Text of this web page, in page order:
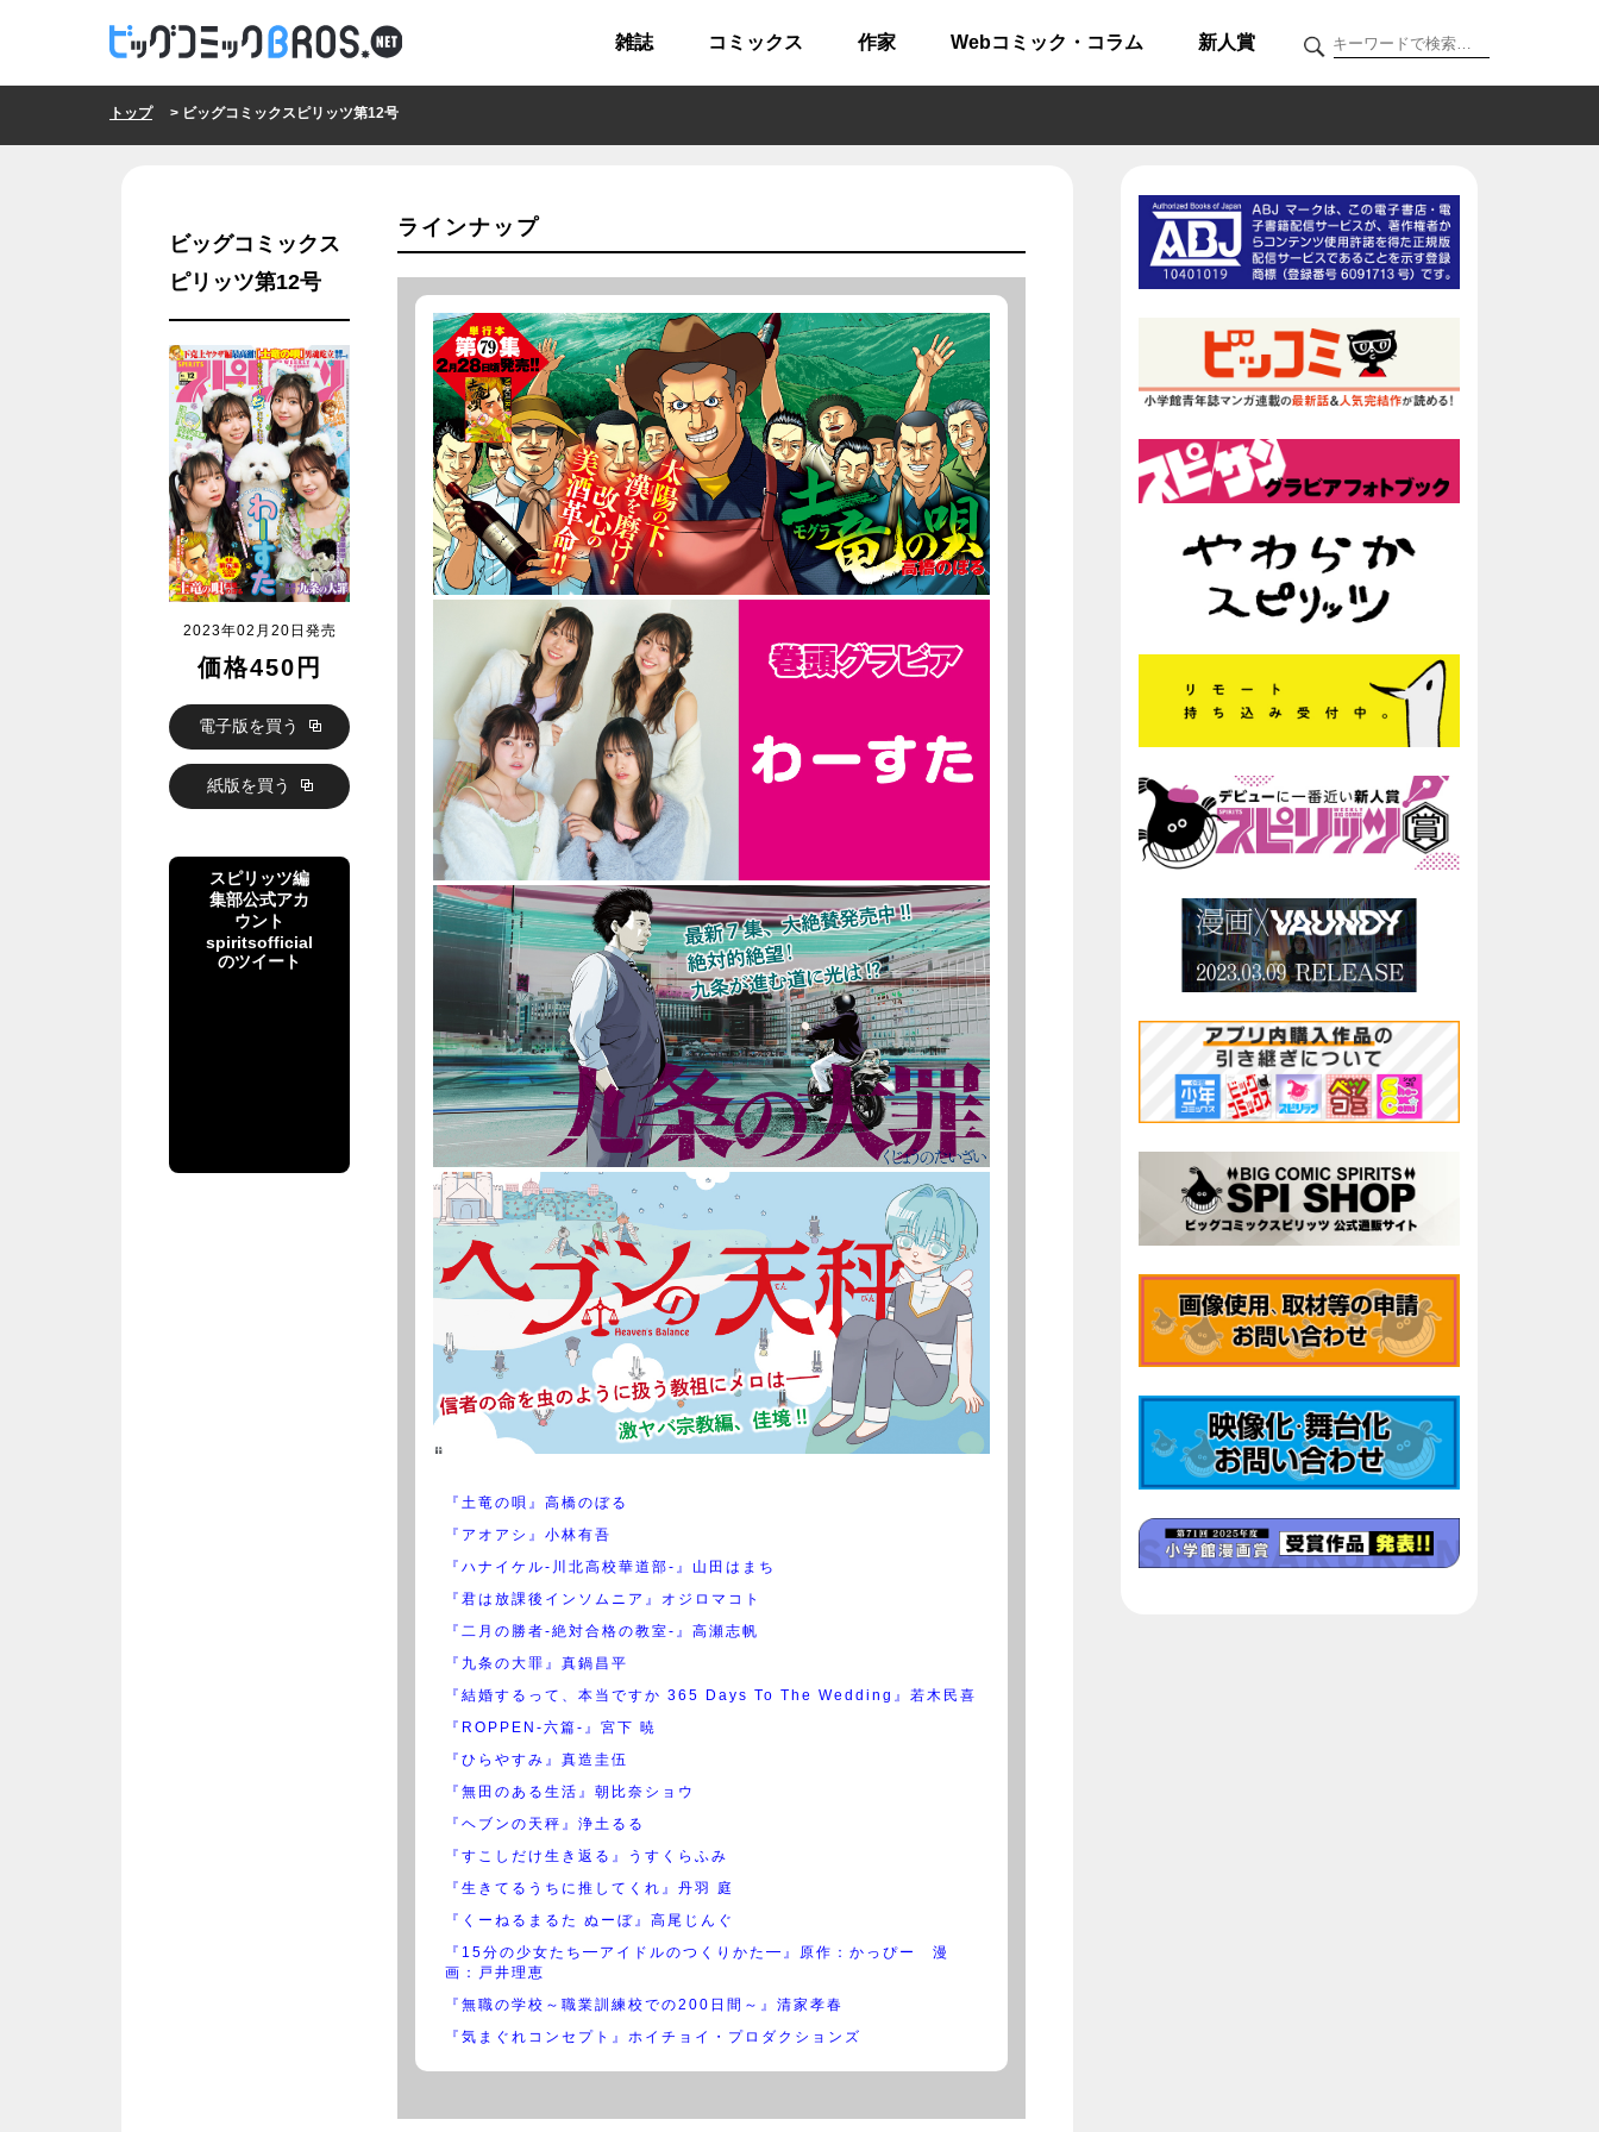
雑誌 コミックス 作家 Webコミック・コラム 新人賞
トップ> ビッグコミックスピリッツ第12号
ビッグコミックス
ピリッツ第12号
2023年02月20日発売
価格450円
電子版を買う
紙版を買う
スピリッツ編
集部公式アカ
ウント
spiritsofficial
のツイート
ラインナップ
『土竜の唄』高橋のぼる
『アオアシ』小林有吾
『ハナイケル-川北高校華道部-』山田はまち
『君は放課後インソムニア』オジロマコト
『二月の勝者-絶対合格の教室-』高瀬志帆
『九条の大罪』真鍋昌平
『結婚するって、本当ですか 365 Days To The Wedding』若木民喜
『ROPPEN-六篇-』宮下 暁
『ひらやすみ』真造圭伍
『無田のある生活』朝比奈ショウ
『ヘブンの天秤』浄土るる
『すこしだけ生き返る』うすくらふみ
『生きてるうちに推してくれ』丹羽 庭
『くーねるまるた ぬーぼ』高尾じんぐ
『15分の少女たち━アイドルのつくりかた━』原作：かっぴー 漫
画：戸井理恵
『無職の学校～職業訓練校での200日間～』清家孝春
『気まぐれコンセプト』ホイチョイ・プロダクションズ